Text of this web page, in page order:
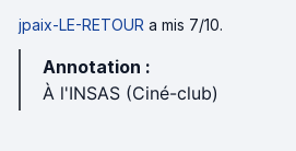
jpaix-LE-RETOUR a mis 7/10.
Annotation :
À l'INSAS (Ciné-club)